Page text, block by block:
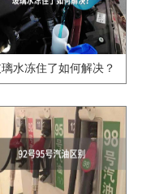
水冻住了如何解决？